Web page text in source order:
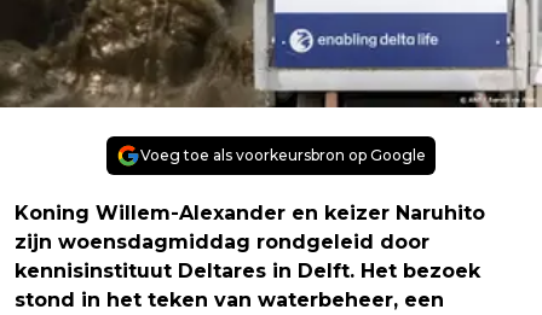
Voeg toe als voorkeursbron op Google
Koning Willem-Alexander en keizer Naruhito
zijn woensdagmiddag rondgeleid door
kennisinstituut Deltares in Delft. Het bezoek
stond in het teken van waterbeheer, een